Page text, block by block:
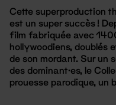
Cette superproduction
est un super succès !
film fabriquée avec
hollywoodiens, doublés
de son mordant. Sur un
des dominant·es, le
prouesse parodique, un